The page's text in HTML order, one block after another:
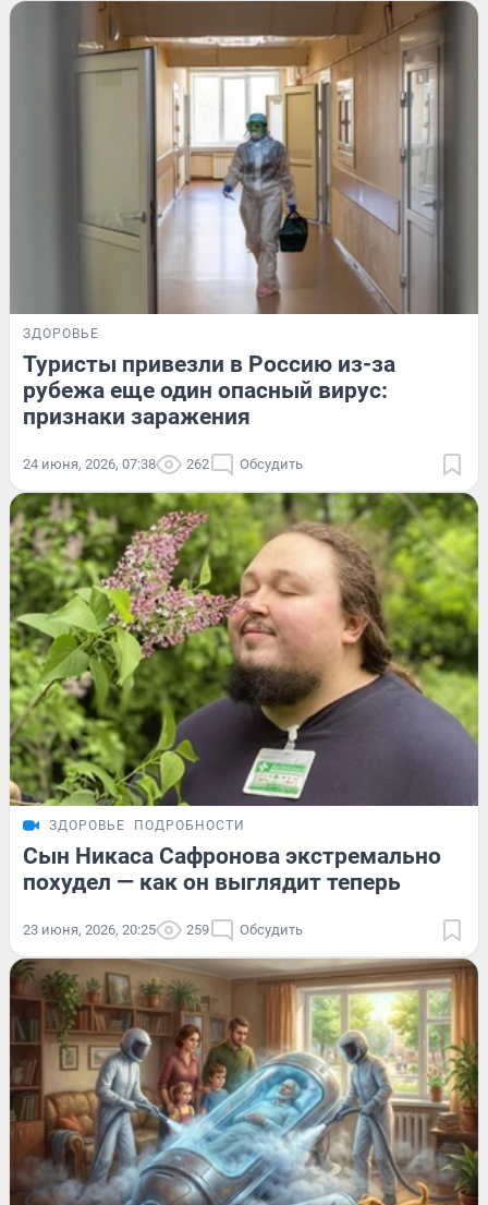
ЗДОРОВЬЕ
Туристы привезли в Россию из-за
рубежа еще один опасный вирус:
признаки заражения
24 июня, 2026, 07:38 262 Обсудить
ЗДОРОВЬЕ ПОДРОБНОСТИ
Сын Никаса Сафронова экстремально
похудел — как он выглядит теперь
23 июня, 2026, 20:25 259 Обсудить